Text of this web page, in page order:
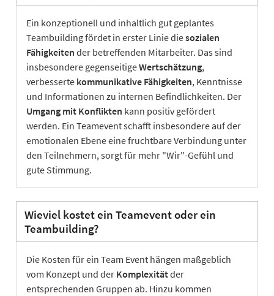
Ein konzeptionell und inhaltlich gut geplantes
Teambuilding fördet in erster Linie diesozialen
Fähigkeiten der betreffenden Mitarbeiter. Das sind
insbesondere gegenseitigeWertschätzung,
verbesserte kommunikative Fähigkeiten, Kenntnisse
und Informationen zu internen Befindlichkeiten. Der
Umgang mit Konflikten kann positiv gefördert
werden. Ein Teamevent schafft insbesondere auf der
emotionalen Ebene eine fruchtbare Verbindung unter
den Teilnehmern, sorgt für mehr "Wir"-Gefühl und
gute Stimmung.
Wieviel kostet ein Teamevent oder ein
Teambuilding?
Die Kosten für ein Team Event hängen maßgeblich
vom Konzept und der Komplexitätder
entsprechenden Gruppen ab. Hinzu kommen